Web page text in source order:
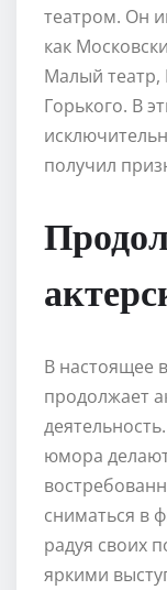
театром. Он
как
Малый
Горького. В
получил
В настоящее
продолжает
юмора
сниматься в
радуя своих
яркими